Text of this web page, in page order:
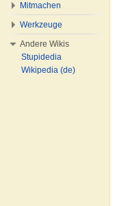
Mitmachen
Werkzeuge
Andere Wikis
Stupidedia
Wikipedia (de)